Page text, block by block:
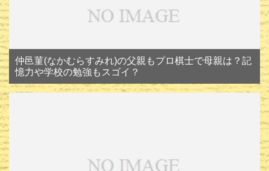
仲邑菫(なかむらすみれ)の父親もプロ棋士で母親は？記
憶力や学校の勉強もスゴイ？